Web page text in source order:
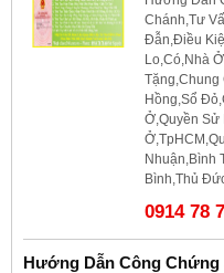
Chánh,Tư
Đẫn,Điều
Lo,Có,Nhà
Tặng,Chung
Hồng,Sổ
Ở,Quyền Sử
Nhuận,Bình
Bình,Thủ
0914 78
Hướng Dẫn Công Chứng